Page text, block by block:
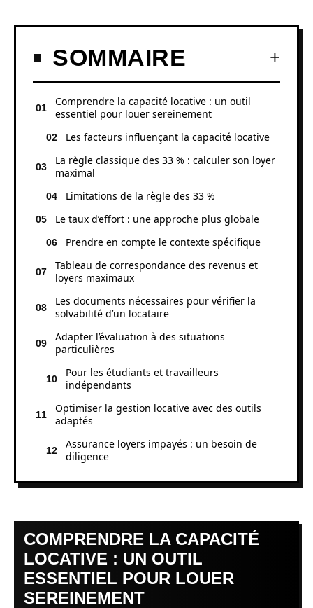
SOMMAIRE
Comprendre la capacité locative : un outil
essentiel pour louer sereinement
Les facteurs influençant la capacité locative
La règle classique des 33 % : calculer son loyer
maximal
Limitations de la règle des 33 %
Le taux d’effort : une approche plus globale
Prendre en compte le contexte spécifique
Tableau de correspondance des revenus et
loyers maximaux
Les documents nécessaires pour vérifier la
solvabilité d’un locataire
Adapter l’évaluation à des situations
particulières
Pour les étudiants et travailleurs
indépendants
Optimiser la gestion locative avec des outils
adaptés
Assurance loyers impayés : un besoin de
diligence
COMPRENDRE LA CAPACITÉ
LOCATIVE : UN OUTIL
ESSENTIEL POUR LOUER
SEREINEMENT